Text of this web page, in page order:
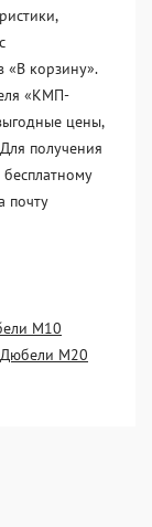
«В корзину».
«KМП-
цены,
получения
почту
М10
Дюбели М20